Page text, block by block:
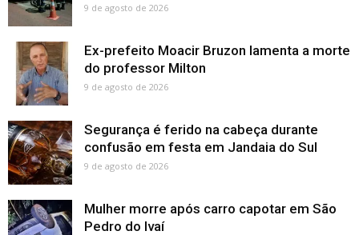
9 de agosto de 2026
Ex-prefeito Moacir Bruzon lamenta a morte
do professor Milton
9 de agosto de 2026
Segurança é ferido na cabeça durante
confusão em festa em Jandaia do Sul
9 de agosto de 2026
Mulher morre após carro capotar em São
Pedro do Ivaí